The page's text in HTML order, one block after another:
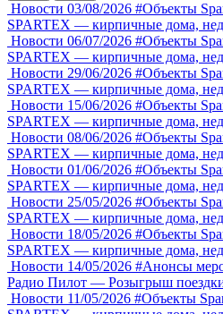
Новости 03/08/2026 #Объекты
SPARTEX — кирпичные дома,
Новости 06/07/2026 #Объекты
SPARTEX — кирпичные дома,
Новости 29/06/2026 #Объекты
SPARTEX — кирпичные дома,
Новости 15/06/2026 #Объекты
SPARTEX — кирпичные дома,
Новости 08/06/2026 #Объекты
SPARTEX — кирпичные дома,
Новости 01/06/2026 #Объекты
SPARTEX — кирпичные дома,
Новости 25/05/2026 #Объекты
SPARTEX — кирпичные дома,
Новости 18/05/2026 #Объекты
SPARTEX — кирпичные дома,
Новости 14/05/2026 #Анонсы
Радио Пилот — Розыгрыш
Новости 11/05/2026 #Объекты